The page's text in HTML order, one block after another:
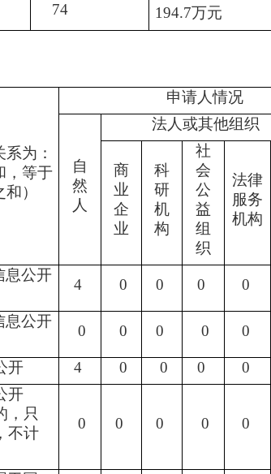
74 194.7万元
为：
，等于
）
申请人情况
自
然
人
法人或其他组织
商
业
企
业
科
研
机
构
社
会
公
益
组
织
法律
服务
机构
息公开
4 0 0 0 0
息公开
0 0 0 0 0
开 4 0 0 0 0
开
，只
不计
0 0 0 0 0